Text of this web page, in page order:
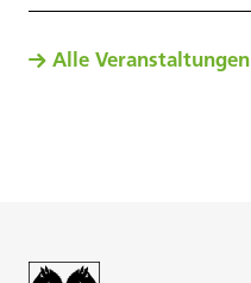
Alle Veranstaltungen